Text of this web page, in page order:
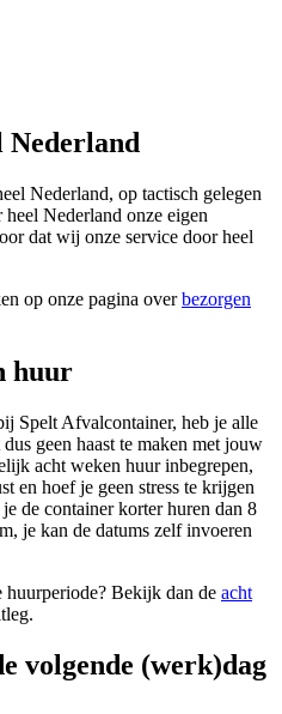
Nederland
Nederland, op tactisch gelegen
Nederland onze eigen
dat wij onze service door heel
op onze pagina overbezorgen
huur
Spelt Afvalcontainer, heb je alle
geen haast te maken met jouw
acht weken huur inbegrepen,
en hoef je geen stress te krijgen
de container korter huren dan 8
je kan de datums zelf invoeren
Bekijk dan de acht
volgende (werk)dag